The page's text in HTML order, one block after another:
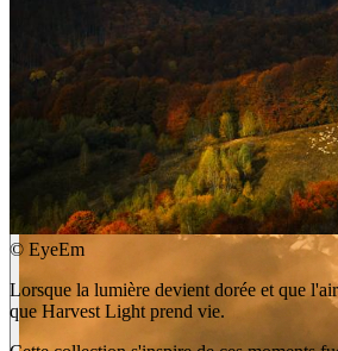
© EyeEm
Lorsque la lumière devient dorée et que
que Harvest Light prend vie.